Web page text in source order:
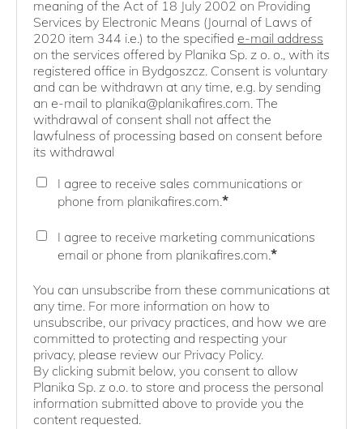
meaning of the Act of 18 July 2002 on Providing
Services by Electronic Means (Journal of Laws of
2020 item 344 i.e.) to the specified e-mail address
on the services offered by Planika Sp. z o. o., with its
registered office in Bydgoszcz. Consent is voluntary
and can be withdrawn at any time, e.g. by sending
an e-mail to planika@planikafires.com. The
withdrawal of consent shall not affect the
lawfulness of processing based on consent before
its withdrawal
I agree to receive sales communications or
phone from planikafires.com.*
I agree to receive marketing communications
email or phone from planikafires.com.*
You can unsubscribe from these communications at
any time. For more information on how to
unsubscribe, our privacy practices, and how we are
committed to protecting and respecting your
privacy, please review our Privacy Policy.
By clicking submit below, you consent to allow
Planika Sp. z o.o. to store and process the personal
information submitted above to provide you the
content requested.